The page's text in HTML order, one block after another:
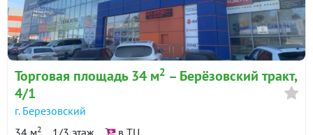
Торговая площадь 34 м2 – Берёзовский тракт,
4/1
г. Березовский
2